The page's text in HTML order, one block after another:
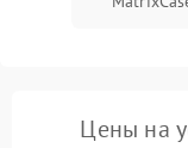
Цены на